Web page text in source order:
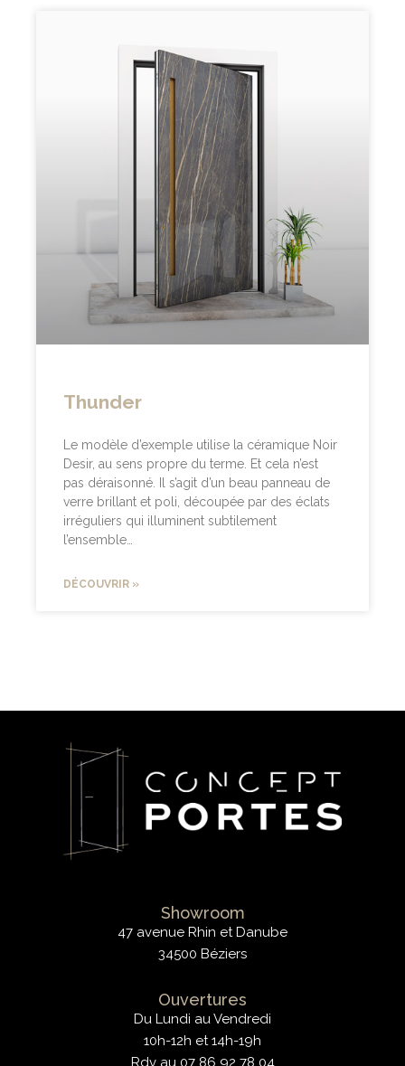
Thunder
Le modèle d’exemple utilise la céramique Noir
Desir, au sens propre du terme. Et cela n’est
pas déraisonné. Il s’agit d’un beau panneau de
verre brillant et poli, découpée par des éclats
irréguliers qui illuminent subtilement
l’ensemble…
DÉCOUVRIR »
Showroom
47 avenue Rhin et Danube
34500 Béziers
Ouvertures
Du Lundi au Vendredi
10h-12h et 14h-19h
Rdv au 07 86 92 78 04